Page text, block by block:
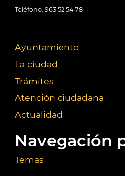
Teléfono: 963 52 54 78
Ayuntamiento
La ciudad
Trámites
Atención ciudadana
Actualidad
Navegación
Temas